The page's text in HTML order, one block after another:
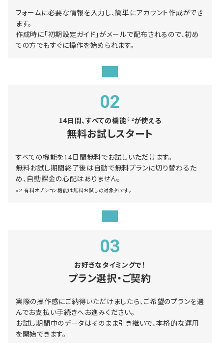
フォームに必要な情報を入力し、簡単にアカウント作成ができ
ます。
作成時に「初期設定ガイド」がメールで配布されるので、初め
ての方でもすぐに操作を始められます。
02
14日間、すべての機能※2が使える
無料お試しスタート
すべての機能を14日間無料でお試しいただけます。
無料お試し期間終了後は自動で無料プランに切り替わるた
め、自動課金の心配はありません。
※2 有料オプション機能は無料お試しの対象外です。
03
お好きなタイミングで！
プラン選択・ご契約
実際の操作感にご納得いただけましたら、ご希望のプランを選
んでお支払い手続きへお進みください。
お試し期間中のデータはそのまま引き継いで、本格的な運用
を開始できます。